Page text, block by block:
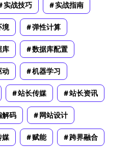
实战技巧 实战指南
境 弹性计算
库 数据库配置
动 机器学习
站长传媒 站长资讯
解码 网站设计
媒 赋能 跨界融合